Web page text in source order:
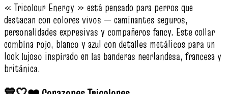
« Tricolour Energy » está pensado para perros que
destacan con colores vivos — caminantes seguros,
personalidades expresivas y compañeros fancy. Este collar
combina rojo, blanco y azul con detalles metálicos para un
look lujoso inspirado en las banderas neerlandesa, francesa y
británica.